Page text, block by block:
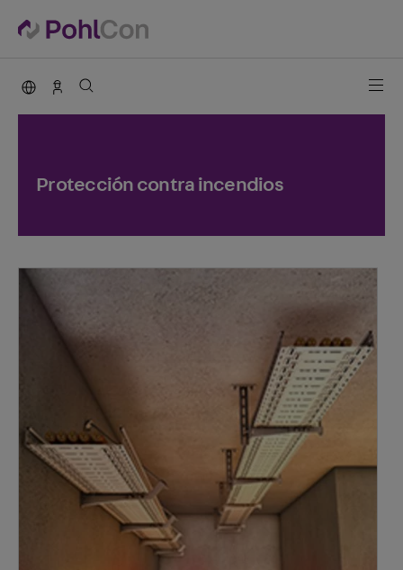
PohlCon international
Vertrieb Deutschland
Protección contra incendios